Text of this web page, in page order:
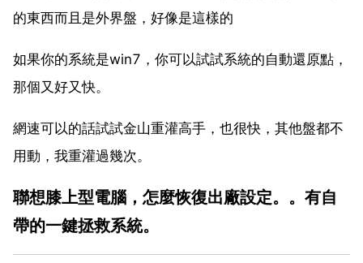
的東西而且是外界盤，好像是這樣的
如果你的系統是win7，你可以試試系統的自動還原點，
那個又好又快。
網速可以的話試試金山重灌高手，也很快，其他盤都不
用動，我重灌過幾次。
聯想膝上型電腦，怎麼恢復出廠設定。。有自
帶的一鍵拯救系統。